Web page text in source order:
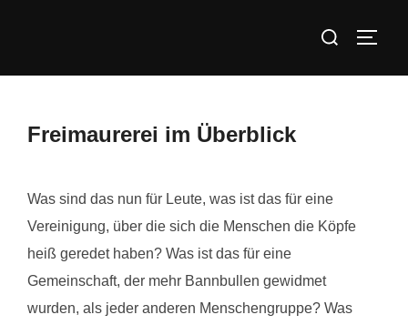
Suchen
Freimaurerei im Überblick
Was sind das nun für Leute, was ist das für eine
Vereinigung, über die sich die Menschen die Köpfe
heiß geredet haben? Was ist das für eine
Gemeinschaft, der mehr Bannbullen gewidmet
wurden, als jeder anderen Menschengruppe? Was